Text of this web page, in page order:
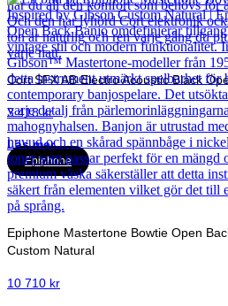
Cort SFX AB Electro Acoustic Black
3 418kr
Läs mer
Epiphone
Epiphone Mastertone Bowtie Open
Custom Natural
10 710 kr